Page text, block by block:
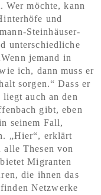
möchte, kann
und
Steinhäuser-
unterschiedliche
jemand in
ich, dann muss er
sorgen.“ Dass er
auch an den
gibt, eben
seinem Fall,
„Hier“, erklärt
alle Thesen von
Migranten
die ihnen das
Netzwerke